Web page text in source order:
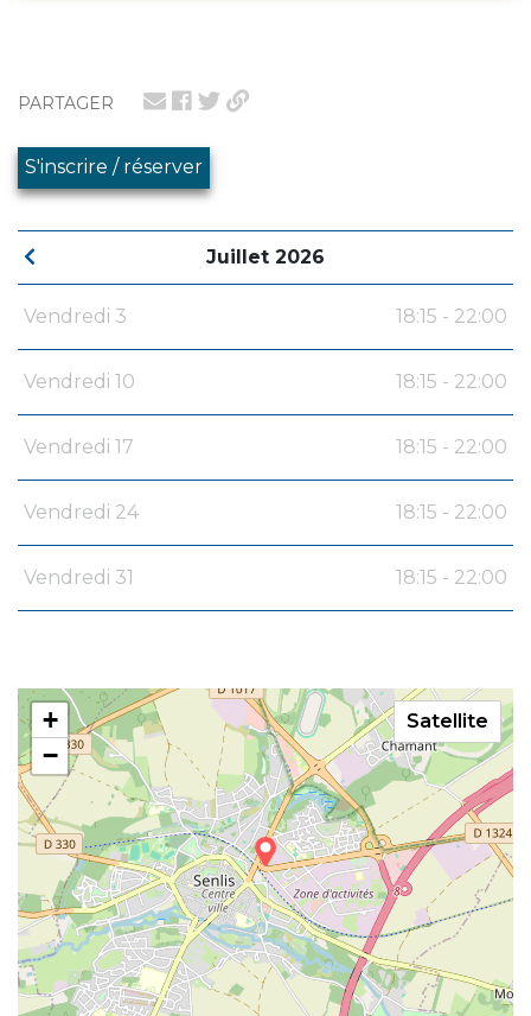
PARTAGER
S'inscrire / réserver
Juillet 2026
Vendredi 3 18:15 - 22:00
Vendredi 10 18:15 - 22:00
Vendredi 17 18:15 - 22:00
Vendredi 24 18:15 - 22:00
Vendredi 31 18:15 - 22:00
+
−
Satellite